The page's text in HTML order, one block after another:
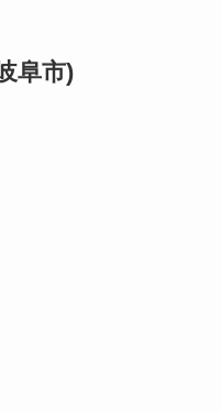
阜市)